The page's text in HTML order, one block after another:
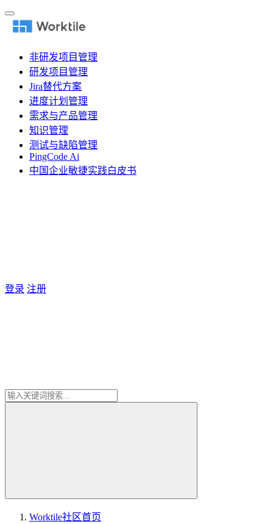
非研发项目管理
研发项目管理
Jira替代方案
进度计划管理
需求与产品管理
知识管理
测试与缺陷管理
PingCode Ai
中国企业敏捷实践白皮书
登录 注册
Worktile社区首页